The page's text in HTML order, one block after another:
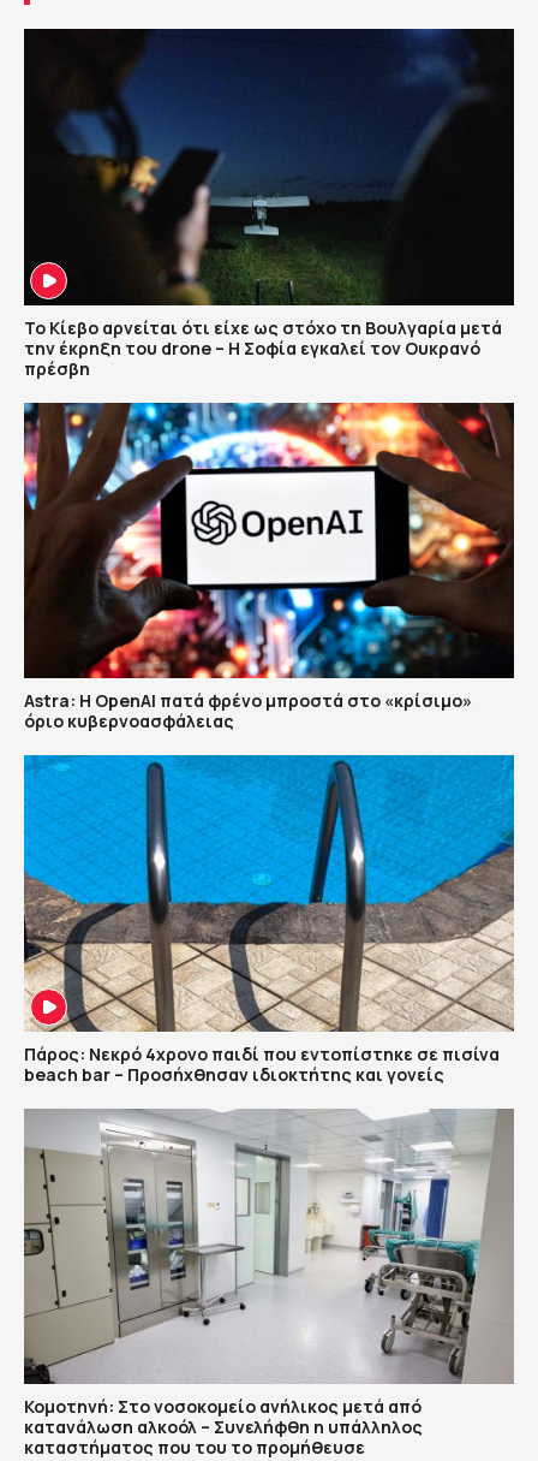
Το Κίεβο αρνείται ότι είχε ως στόχο τη Βουλγαρία μετά
την έκρηξη του drone – Η Σοφία εγκαλεί τον Ουκρανό
πρέσβη
Astra: Η OpenAI πατά φρένο μπροστά στο «κρίσιμο»
όριο κυβερνοασφάλειας
Πάρος: Νεκρό 4χρονο παιδί που εντοπίστηκε σε πισίνα
beach bar – Προσήχθησαν ιδιοκτήτης και γονείς
Κομοτηνή: Στο νοσοκομείο ανήλικος μετά από
κατανάλωση αλκοόλ – Συνελήφθη η υπάλληλος
καταστήματος που του το προμήθευσε